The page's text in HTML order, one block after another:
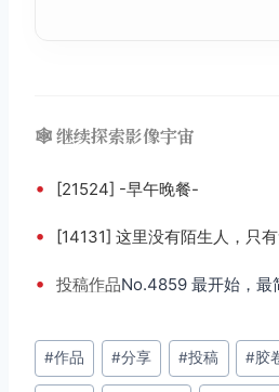
🕸️ 继续探索影像宇宙
• [21524] -早午晚餐-
• [14131] 这里没有陌生人，只有
• 投稿作品No.4859 最开始，最
文
章
#作品 #分享 #投稿 #胶